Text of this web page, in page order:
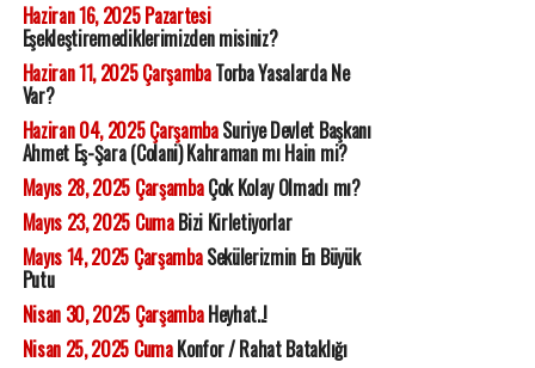
Haziran 16, 2025 Pazartesi
Eşekleştiremediklerimizden misiniz?
Haziran 11, 2025 ÇarşambaTorba Yasalarda Ne
Var?
Haziran 04, 2025 ÇarşambaSuriye Devlet Başkanı
Ahmet Eş-Şara (Colani) Kahraman mı Hain mi?
Mayıs 28, 2025 ÇarşambaÇok Kolay Olmadı mı?
Mayıs 23, 2025 CumaBizi Kirletiyorlar
Mayıs 14, 2025 ÇarşambaSekülerizmin En Büyük
Putu
Nisan 30, 2025 ÇarşambaHeyhat..!
Nisan 25, 2025 CumaKonfor / Rahat Bataklığı